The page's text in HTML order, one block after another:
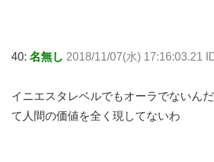
40: 名無し 2018/11/07(水) 17:16:03.21
イニエスタレベルでもオーラでないん
て人間の価値を全く現してないわ